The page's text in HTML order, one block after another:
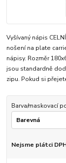
Vyšívaný nápis
nošení na plate
nápisy. Rozměr
jsou standardně
zipu. Pokud si
Barva/maskovací
Nejsme plátci